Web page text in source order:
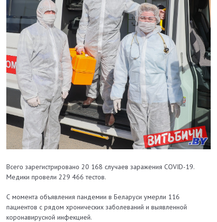
Всего зарегистрировано 20 168 случаев заражения COVID-19.
Медики провели 229 466 тестов.
С момента объявления пандемии в Беларуси умерли 116
пациентов с рядом хронических заболеваний и выявленной
коронавирусной инфекцией.